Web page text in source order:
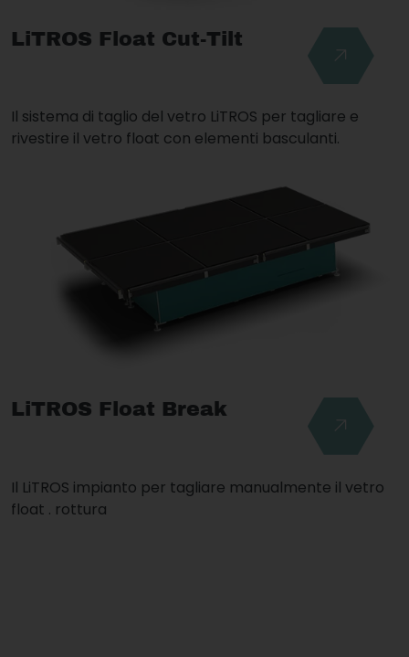
LiTROS Float Cut-Tilt
Il sistema di taglio del vetro LiTROS per tagliare e
rivestire il vetro float con elementi basculanti.
LiTROS Float Break
Il LiTROS impianto per tagliare manualmente il vetro
float . rottura